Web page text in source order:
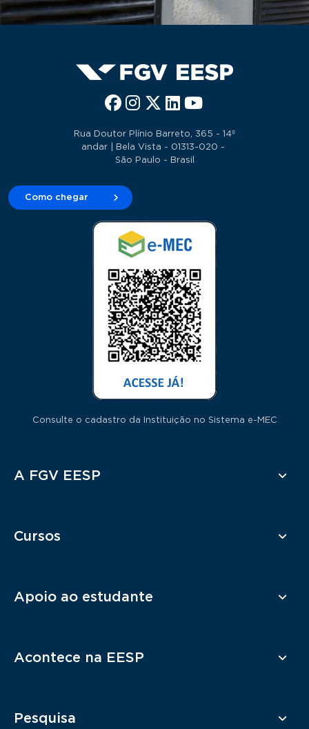
Rua Doutor Plínio Barreto, 365 - 14º
andar | Bela Vista - 01313-020 -
São Paulo - Brasil
Como chegar
Consulte o cadastro da Instituição no Sistema e-MEC
Rodapé
A FGV EESP
Cursos
Apoio ao estudante
Acontece na EESP
Pesquisa